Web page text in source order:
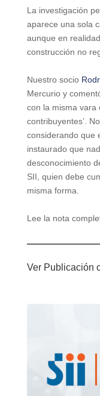
La investigación
aparece una sola
aunque en
construcción no
Nuestro socio
Mercurio y
con la misma vara
contribuyentes’.
considerando que
instaurado que
desconocimiento
SII, quien debe
misma forma.
Lee la nota
Ver Publicación